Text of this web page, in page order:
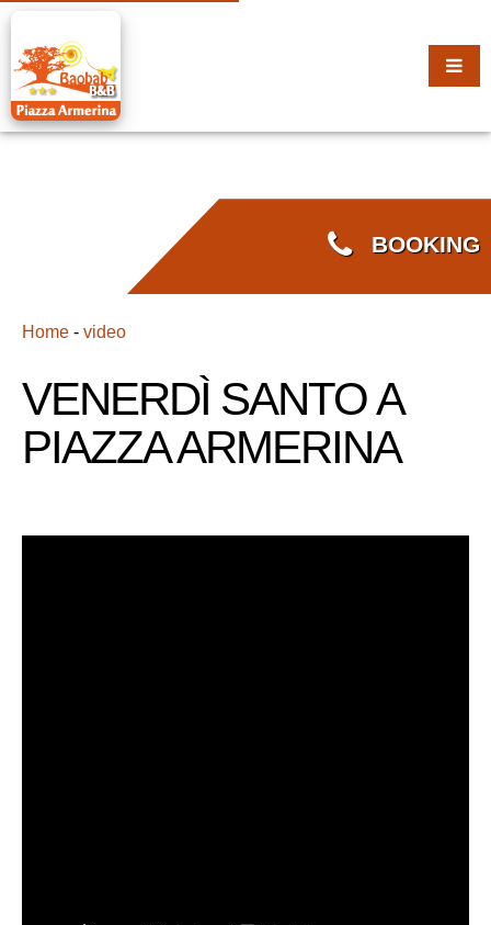
BOOKING
Home - video
VENERDÌ SANTO A
PIAZZA ARMERINA